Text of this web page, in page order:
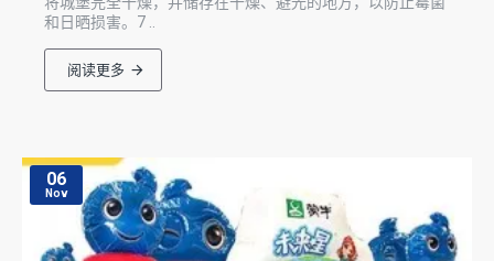
和日晒损害。7 ..
阅读更多
06
Nov